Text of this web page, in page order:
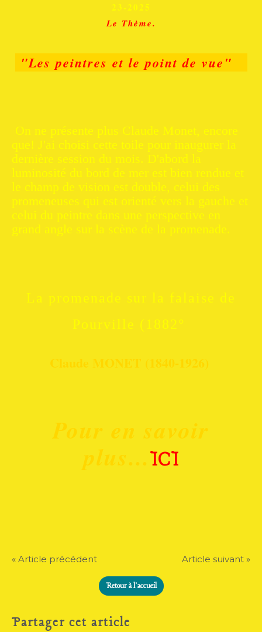
23-2025
Le Thème.
"Les peintres et le point de vue"
On ne présente plus Claude Monet, encore
que! J'ai choisi cette toile pour inaugurer la
dernière session du mois. D'abord la
luminosité du bord de mer est bien rendue et
le champ de vision est double, celui des
promeneuses qui est orienté vers la gauche et
celui du peintre dans une perspective en
grand angle sur la scène de la promenade.
La promenade sur la falaise de
Pourville (1882°
Claude MONET (1840-1926)
Pour en savoir
plus...ICI
« Article précédent Article suivant »
Retour à l'accueil
Partager cet article